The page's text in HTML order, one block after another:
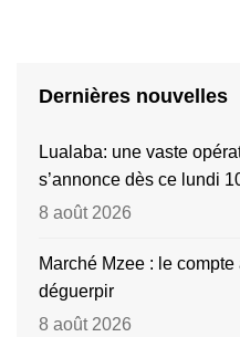
Dernières nouvelles
Lualaba: une vaste
s’annonce dès ce lundi
8 août 2026
Marché Mzee : le
déguerpir
8 août 2026